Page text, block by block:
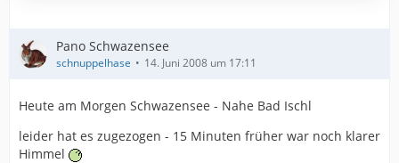
Pano Schwazensee
schnuppelhase 14. Juni 2008 um 17:11
Heute am Morgen Schwazensee - Nahe Bad Ischl
leider hat es zugezogen - 15 Minuten früher war noch klarer
Himmel